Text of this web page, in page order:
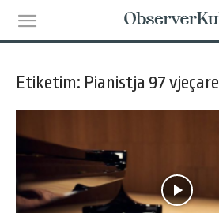
Etiketim: Pianistja 97 vjeçare